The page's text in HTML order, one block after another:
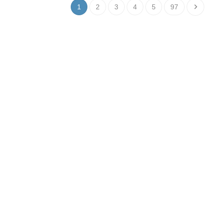
1 2 3 4 5 97